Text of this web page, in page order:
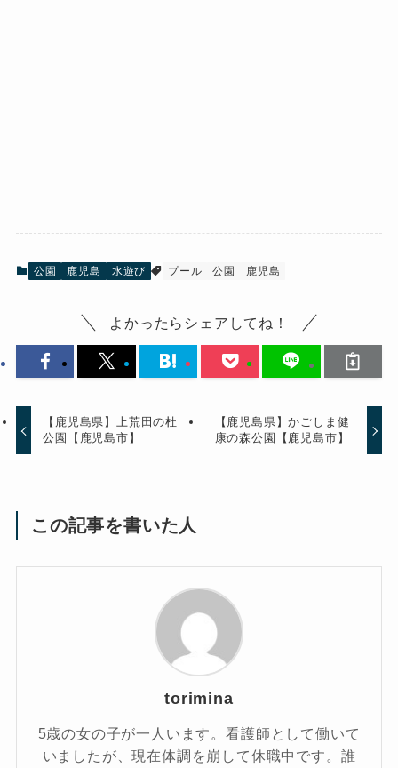
公園 鹿児島 水遊び プール 公園 鹿児島
よかったらシェアしてね！
【鹿児島県】上荒田の杜
公園【鹿児島市】
【鹿児島県】かごしま健
康の森公園【鹿児島市】
この記事を書いた人
torimina
5歳の女の子が一人います。看護師として働いて
いましたが、現在体調を崩して休職中です。誰